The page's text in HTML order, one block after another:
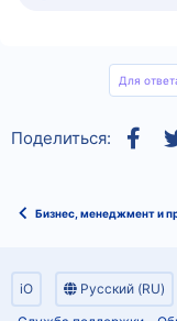
Для
Поделиться:
Бизнес, менеджмент и
iO
Русский (RU)